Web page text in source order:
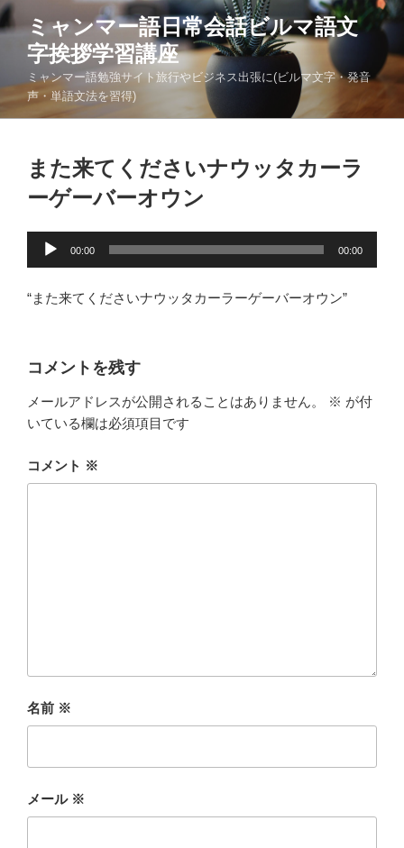
コ
ン
へ
ミャンマー語日常会話ビルマ語文
字挨拶学習講座
ミャンマー語勉強サイト旅行やビジネス出張に(ビルマ文字・発音
声・単語文法を習得)
また来てくださいナウッタカーラ
ーゲーバーオウン
レ
ー
00:00 00:00
“また来てくださいナウッタカーラーゲーバーオウン”
コメントを残す
メールアドレスが公開されることはありません。 ※ が付
いている欄は必須項目です
コメント ※
名前 ※
メール ※